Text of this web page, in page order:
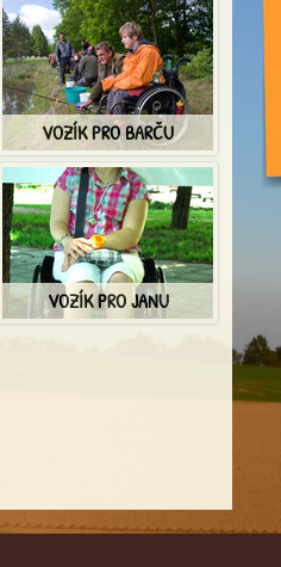
VOZÍK PRO BARČU
VOZÍK PRO JANU